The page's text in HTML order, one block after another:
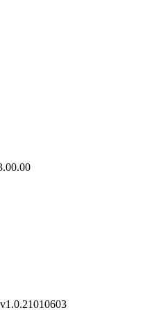
v1.0.21010603